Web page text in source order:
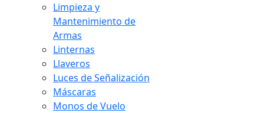
Limpieza y
Mantenimiento de
Armas
Linternas
Llaveros
Luces de Señalización
Máscaras
Monos de Vuelo